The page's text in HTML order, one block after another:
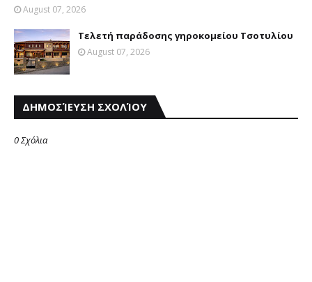
August 07, 2026
Τελετή παράδοσης γηροκομείου Τσοτυλίου
August 07, 2026
ΔΗΜΟΣΊΕΥΣΗ ΣΧΟΛΊΟΥ
0 Σχόλια